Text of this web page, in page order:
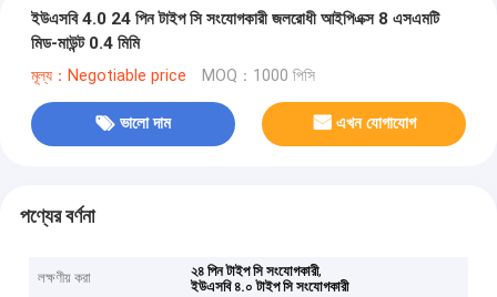
ইউএসবি 4.0 24 পিন টাইপ সি সংযোগকারী জলরোধী আইপিএক্স 8 এসএমটি
মিড-মাউন্ট 0.4 মিমি
মূল্য：Negotiable price MOQ：1000 পিসি
ভালো দাম এখন যোগাযোগ
পণ্যের বর্ণনা
লক্ষণীয় করা ২৪ পিন টাইপ সি সংযোগকারী,
ইউএসবি ৪.০ টাইপ সি সংযোগকারী